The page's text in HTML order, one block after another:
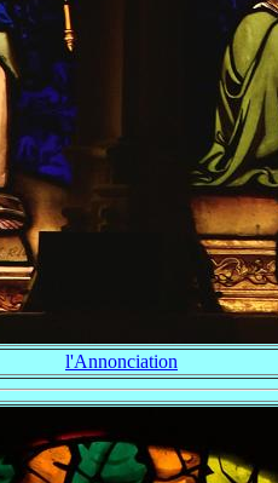
l'Annonciation